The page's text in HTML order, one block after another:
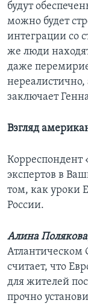
будут
можно будет
интеграции со
же люди
даже
заключает
Взгляд
Корреспондент
экспертов в
том, как уроки
России.
Алина Полякова
считает, что
для жителей
прочно